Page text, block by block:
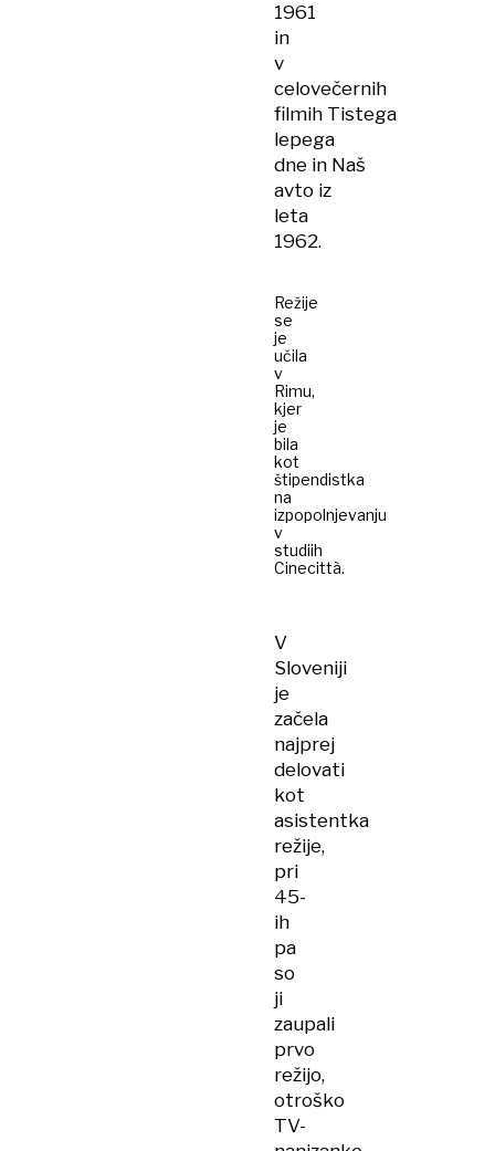
1961
in
v
celovečernih
filmih Tistega
lepega
dne in Naš
avto iz
leta
1962.
Režije
se
je
učila
v
Rimu,
kjer
je
bila
kot
štipendistka
na
izpopolnjevanju
v
studiih
Cinecittà.
V
Sloveniji
je
začela
najprej
delovati
kot
asistentka
režije,
pri
45-
ih
pa
so
ji
zaupali
prvo
režijo,
otroško
TV-